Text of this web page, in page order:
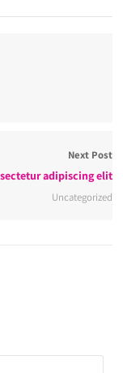
Next Post
adipiscing elit
Uncategorized